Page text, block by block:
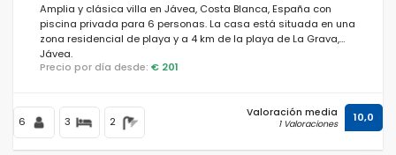
Amplia y clásica villa en Jávea, Costa Blanca, España con
piscina privada para 6 personas. La casa está situada en una
zona residencial de playa y a 4 km de la playa de La Grava,
Jávea.
Precio por día desde: € 201
6 3 2
Valoración media
1 Valoraciones 10,0